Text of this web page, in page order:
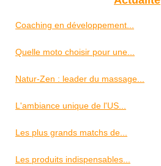
Coaching en développement...
Quelle moto choisir pour une...
Natur-Zen : leader du massage...
L'ambiance unique de l'US...
Les plus grands matchs de...
Les produits indispensables...